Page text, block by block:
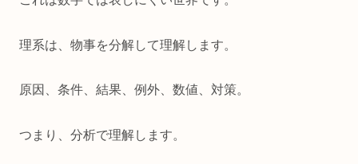
理系は、物事を分解して理解します。
原因、条件、結果、例外、数値、対策。
つまり、分析で理解します。